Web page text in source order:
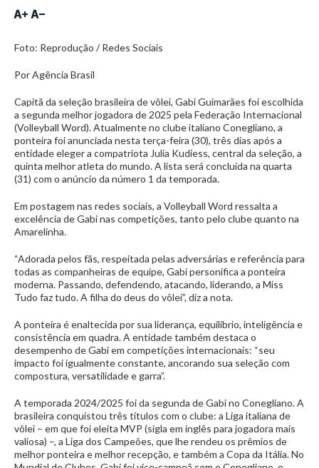
Foto: Reprodução / Redes Sociais
Por Agência Brasil
Capitã da seleção brasileira de vôlei, Gabi Guimarães foi escolhida
a segunda melhor jogadora de 2025 pela Federação Internacional
(Volleyball Word). Atualmente no clube italiano Conegliano, a
ponteira foi anunciada nesta terça-feira (30), três dias após a
entidade eleger a compatriota Julia Kudiess, central da seleção, a
quinta melhor atleta do mundo. A lista será concluída na quarta
(31) com o anúncio da número 1 da temporada.
Em postagem nas redes sociais, a Volleyball Word ressalta a
excelência de Gabi nas competições, tanto pelo clube quanto na
Amarelinha.
“Adorada pelos fãs, respeitada pelas adversárias e referência para
todas as companheiras de equipe, Gabi personifica a ponteira
moderna. Passando, defendendo, atacando, liderando, a Miss
Tudo faz tudo. A filha do deus do vôlei”, diz a nota.
A ponteira é enaltecida por sua liderança, equilíbrio, inteligência e
consistência em quadra. A entidade também destaca o
desempenho de Gabi em competições internacionais: “seu
impacto foi igualmente constante, ancorando sua seleção com
compostura, versatilidade e garra”.
A temporada 2024/2025 foi da segunda de Gabi no Conegliano. A
brasileira conquistou três títulos com o clube: a Liga italiana de
vôlei – em que foi eleita MVP (sigla em inglês para jogadora mais
valiosa) –, a Liga dos Campeões, que lhe rendeu os prêmios de
melhor ponteira e melhor recepção, e também a Copa da Itália. No